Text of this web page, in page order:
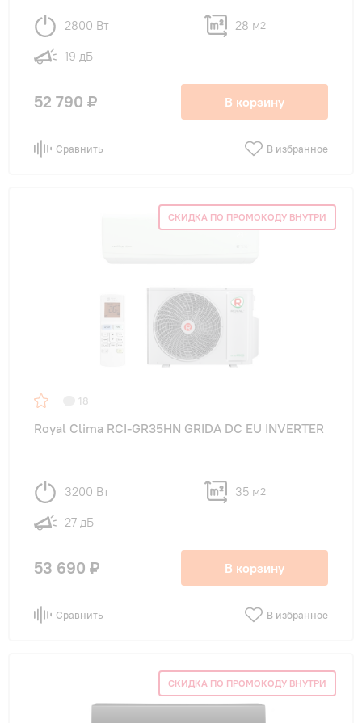
2800 Вт 28 м2
19 дБ
52 790 ₽ В корзину
Сравнить В избранное
СКИДКА ПО ПРОМОКОДУ ВНУТРИ
18
Royal Clima RCI-GR35HN GRIDA DC EU INVERTER
3200 Вт 35 м2
27 дБ
53 690 ₽ В корзину
Сравнить В избранное
СКИДКА ПО ПРОМОКОДУ ВНУТРИ